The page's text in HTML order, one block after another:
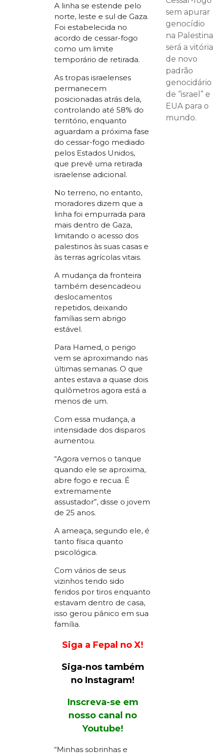
A linha se estende pelo
norte, leste e sul de Gaza.
Foi estabelecida no
acordo de cessar-fogo
como um limite
temporário de retirada.
As tropas israelenses
permanecem
posicionadas atrás dela,
controlando até 58% do
território, enquanto
aguardam a próxima fase
do cessar-fogo mediado
pelos Estados Unidos,
que prevê uma retirada
israelense adicional.
No terreno, no entanto,
moradores dizem que a
linha foi empurrada para
mais dentro de Gaza,
limitando o acesso dos
palestinos às suas casas e
às terras agrícolas vitais.
A mudança da fronteira
também desencadeou
deslocamentos
repetidos, deixando
famílias sem abrigo
estável.
Para Hamed, o perigo
vem se aproximando nas
últimas semanas. O que
antes estava a quase dois
quilômetros agora está a
menos de um.
Com essa mudança, a
intensidade dos disparos
aumentou.
“Agora vemos o tanque
quando ele se aproxima,
abre fogo e recua. É
extremamente
assustador”, disse o jovem
de 25 anos.
A ameaça, segundo ele, é
tanto física quanto
psicológica.
Com vários de seus
vizinhos tendo sido
feridos por tiros enquanto
estavam dentro de casa,
isso gerou pânico em sua
família.
Siga a Fepal no X!
Siga-nos também
no Instagram!
Inscreva-se em
nosso canal no
Youtube!
“Minhas sobrinhas e
sem apurar
genocídio
na Palestina
será a vitória
de novo
padrão
genocidário
de “israel” e
EUA para o
mundo.